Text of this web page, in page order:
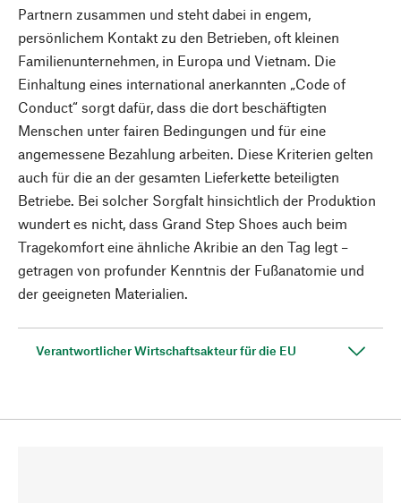
Partnern zusammen und steht dabei in engem,
persönlichem Kontakt zu den Betrieben, oft kleinen
Familienunternehmen, in Europa und Vietnam. Die
Einhaltung eines international anerkannten „Code of
Conduct“ sorgt dafür, dass die dort beschäftigten
Menschen unter fairen Bedingungen und für eine
angemessene Bezahlung arbeiten. Diese Kriterien gelten
auch für die an der gesamten Lieferkette beteiligten
Betriebe. Bei solcher Sorgfalt hinsichtlich der Produktion
wundert es nicht, dass Grand Step Shoes auch beim
Tragekomfort eine ähnliche Akribie an den Tag legt –
getragen von profunder Kenntnis der Fußanatomie und
der geeigneten Materialien.
Verantwortlicher Wirtschaftsakteur für die EU